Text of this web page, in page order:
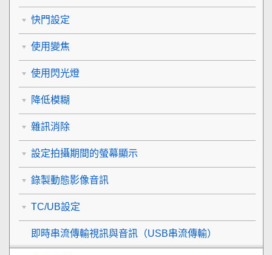
快門設定
使用變焦
使用閃光燈
降低模糊
雜訊消除
設定拍攝期間的螢幕顯示
錄製動態影像音訊
TC/UB設定
即時串流傳輸視訊與音訊（USB串流傳輸）